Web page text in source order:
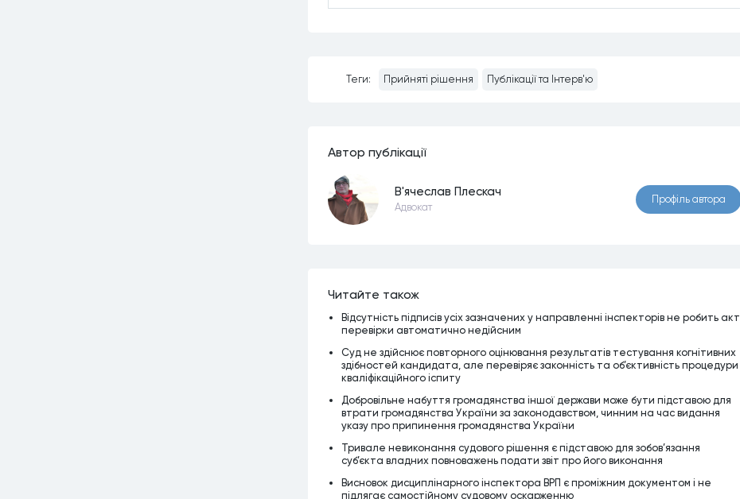
Теги: Прийняті рішення Публікації та Інтерв'ю
Автор публiкацiї
В'ячеслав Плескач
Адвокат
Профiль автора
Читайте також
Відсутність підписів усіх зазначених у направленні інспекторів не робить акт
перевірки автоматично недійсним
Суд не здійснює повторного оцінювання результатів тестування когнітивних
здібностей кандидата, але перевіряє законність та об’єктивність процедури
кваліфікаційного іспиту
Добровільне набуття громадянства іншої держави може бути підставою для
втрати громадянства України за законодавством, чинним на час видання
указу про припинення громадянства України
Тривале невиконання судового рішення є підставою для зобов’язання
суб’єкта владних повноважень подати звіт про його виконання
Висновок дисциплінарного інспектора ВРП є проміжним документом і не
підлягає самостійному судовому оскарженню